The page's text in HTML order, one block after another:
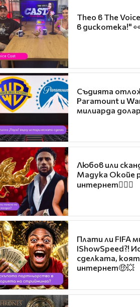
Theo в The
в дискотека!"
Съдията
Paramount и
милиарда
Любов или
Мадука Окойе
интернет❤️‍🔥🔥
Плати ли FIFA
IShowSpeed?!
сделката,
интернет🤑💥